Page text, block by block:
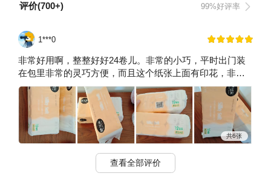
评价(700+) 99%好评率
1***0
非常好用啊，整整好好24卷儿。非常的小巧，平时出门装
在包里非常的灵巧方便，而且这个纸张上面有印花，非常
的柔软舒适。从纸张使用上来看的话是比较有品质的。有
正规的商标和出产日期。还有执行编号，执行标准，非常
正规，好用。感谢
共6张
查看全部评价